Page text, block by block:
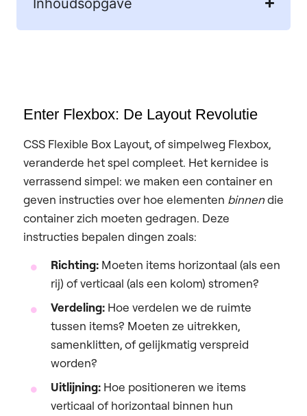
Inhoudsopgave
Enter Flexbox: De Layout Revolutie
CSS Flexible Box Layout, of simpelweg Flexbox,
veranderde het spel compleet. Het kernidee is
verrassend simpel: we maken een container en
geven instructies over hoe elementen binnendie
container zich moeten gedragen. Deze
instructies bepalen dingen zoals:
Richting: Moeten items horizontaal (als een
rij) of verticaal (als een kolom) stromen?
Verdeling: Hoe verdelen we de ruimte
tussen items? Moeten ze uitrekken,
samenklitten, of gelijkmatig verspreid
worden?
Uitlijning: Hoe positioneren we items
verticaal of horizontaal binnen hun